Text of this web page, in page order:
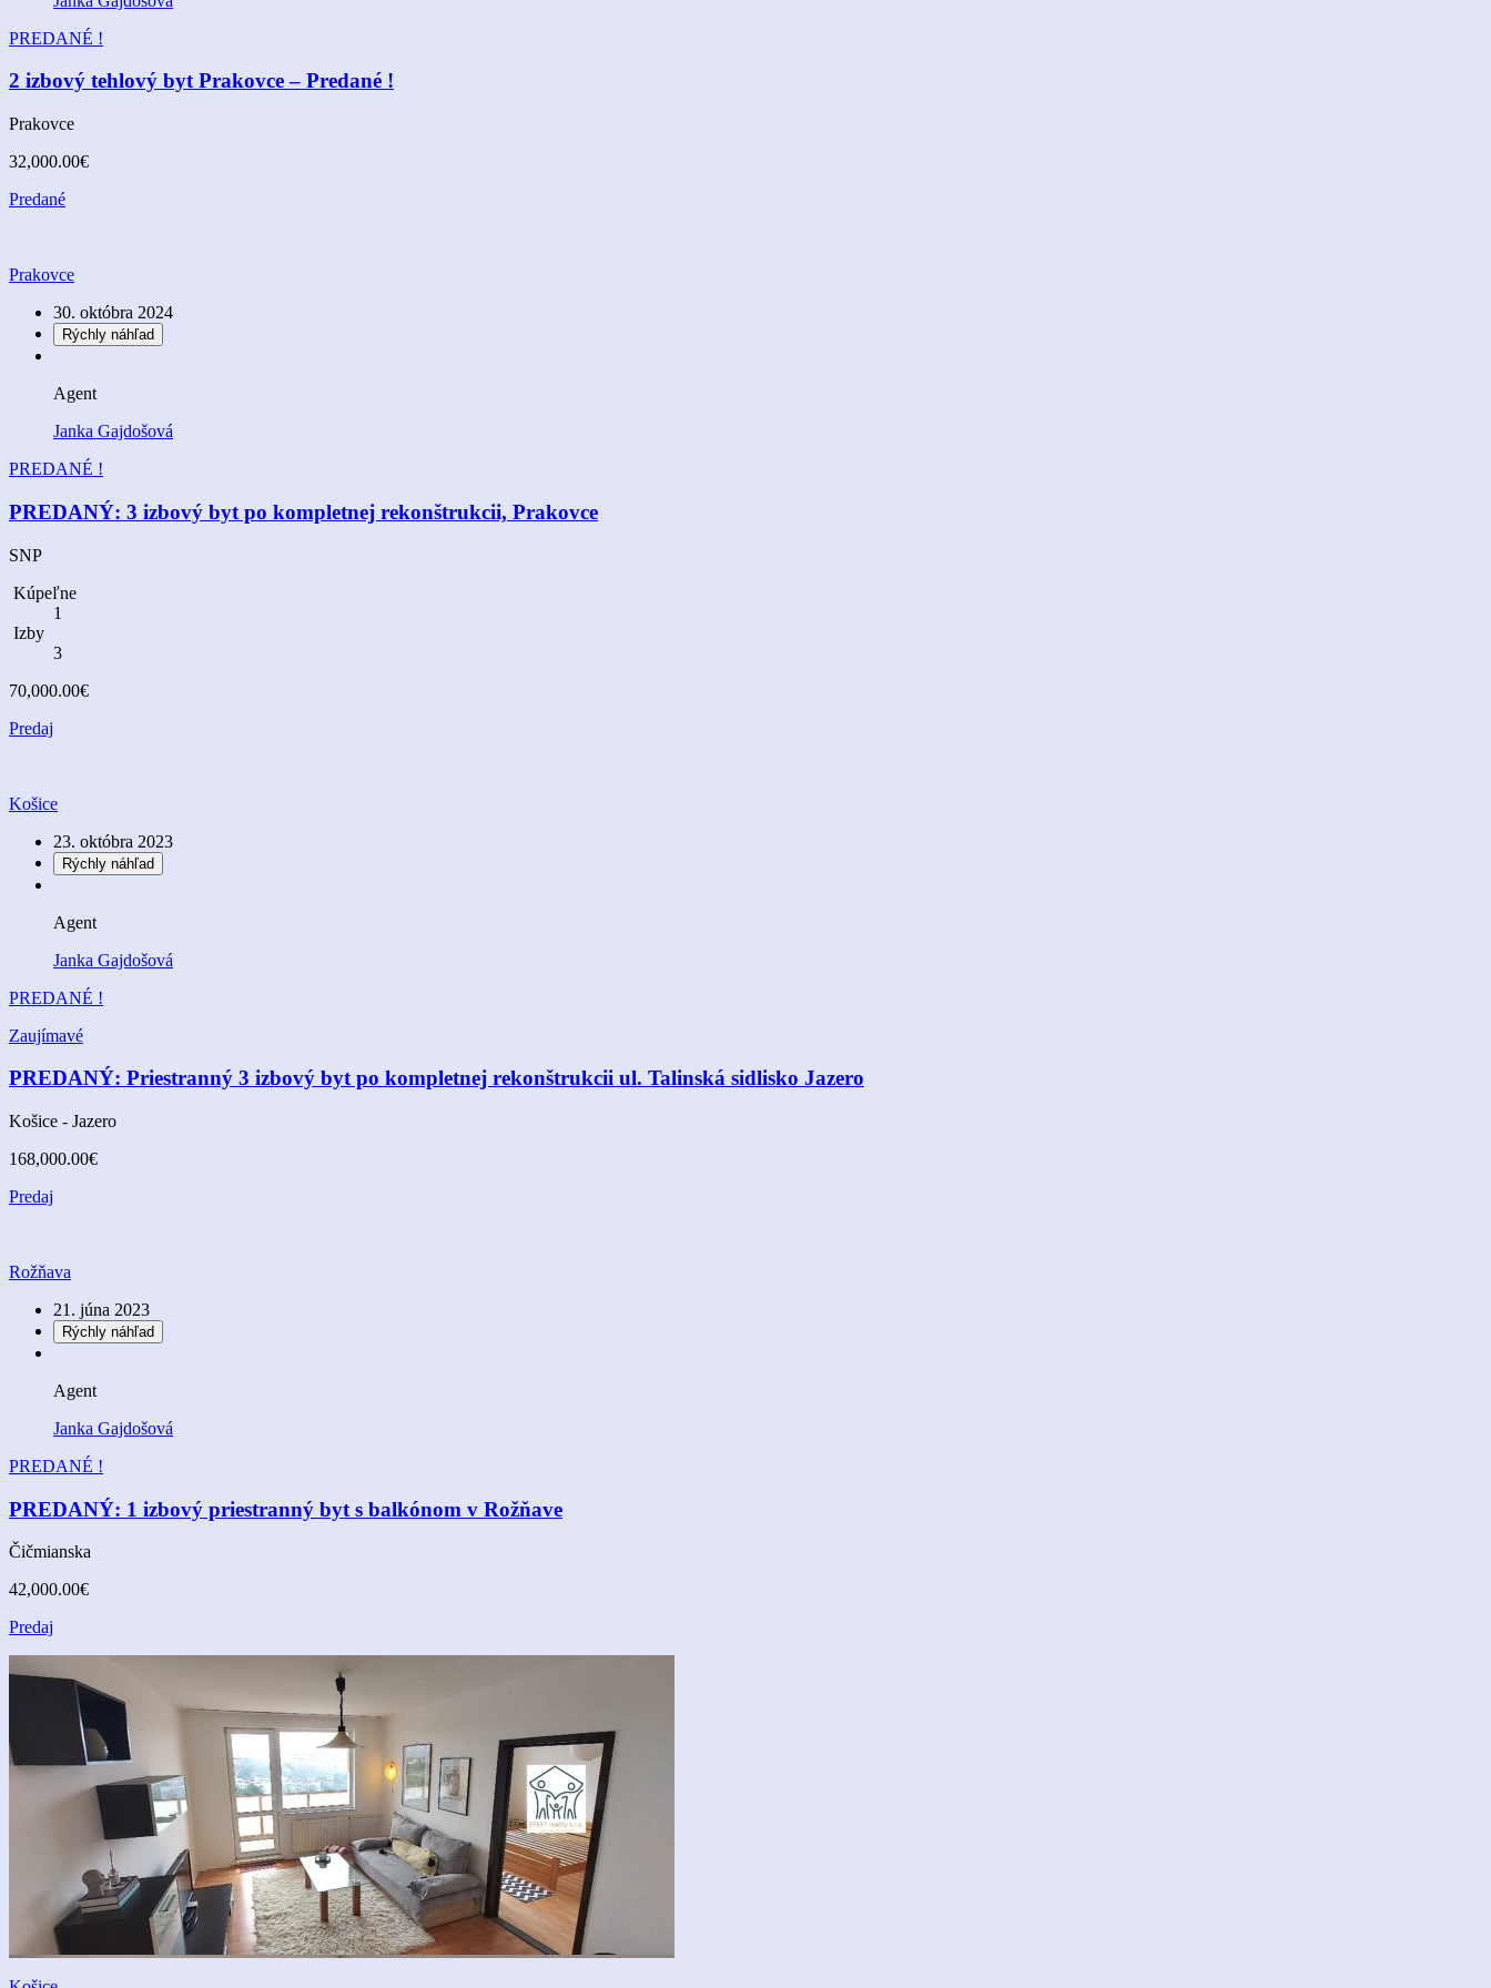
PREDANÉ !
2 izbový tehlový byt Prakovce – Predané !
Prakovce
32,000.00€
Predané
Prakovce
30. októbra 2024
Rýchly náhľad
Agent
Janka Gajdošová
PREDANÉ !
PREDANÝ: 3 izbový byt po kompletnej rekonštrukcii, Prakovce
SNP
Kúpeľne
1
Izby
3
70,000.00€
Predaj
Košice
23. októbra 2023
Rýchly náhľad
Agent
Janka Gajdošová
PREDANÉ !
Zaujímavé
PREDANÝ: Priestranný 3 izbový byt po kompletnej rekonštrukcii ul. Talinská sidlisko Jazero
Košice - Jazero
168,000.00€
Predaj
Rožňava
21. júna 2023
Rýchly náhľad
Agent
Janka Gajdošová
PREDANÉ !
PREDANÝ: 1 izbový priestranný byt s balkónom v Rožňave
Čičmianska
42,000.00€
Predaj